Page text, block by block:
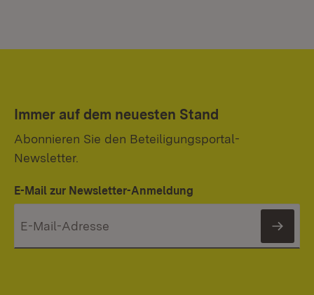
Immer auf dem neuesten Stand
Abonnieren Sie den Beteiligungsportal-
Newsletter.
E-Mail zur Newsletter-Anmeldung